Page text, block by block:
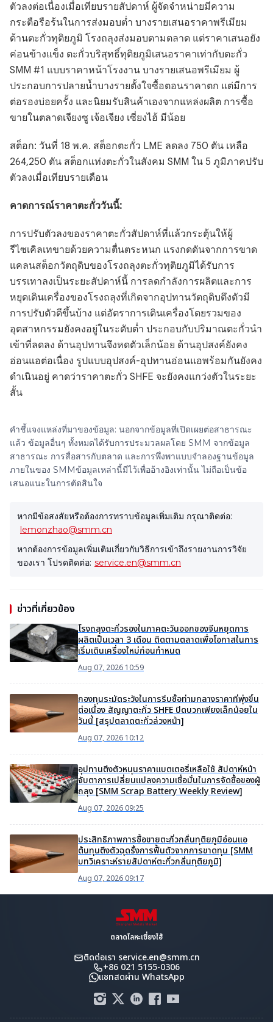
ตัวลงต่อเนื่องเมื่อเทียบรายสัปดาห์ ผู้จัดจำหน่ายมีความ
กระตือรือร้นในการส่งมอบต่ำ บางรายเสนอราคาพรีเมียม
ด้านตะกั่วทุติยภูมิ โรงถลุงส่งมอบตามตลาด แต่ราคาเสนอยัง
ค่อนข้างแข็ง ตะกั่วบริสุทธิ์ทุติยภูมิเสนอราคาเท่ากับตะกั่ว
SMM #1 แบบราคาหน้าโรงงาน บางรายเสนอพรีเมียม ผู้
ประกอบการปลายน้ำบางรายตั้งใจซื้อตอนราคาตก แต่มีการ
ต่อรองบ่อยครั้ง และนิยมรับสินค้าเองจากแหล่งผลิต การซื้อ
ขายในตลาดเจียงซู เจ้อเจียง เซี่ยงไฮ้ มีน้อย
สต็อก: วันที่ 18 พ.ค. สต็อกตะกั่ว LME ลดลง 750 ตัน เหลือ
264,250 ตัน สต็อกแท่งตะกั่วในสังคม SMM ใน 5 ภูมิภาคปรับ
ตัวลงเมื่อเทียบรายเดือน
คาดการณ์ราคาตะกั่ววันนี้:
การปรับตัวลงของราคาตะกั่วสัปดาห์ที่แล้วกระตุ้นให้ผู้
รีไซเคิลเทขายด้วยความตื่นตระหนก แรงกดดันจากการขาด
แคลนสต็อกวัตถุดิบของโรงถลุงตะกั่วทุติยภูมิได้รับการ
บรรเทาลงเป็นระยะสัปดาห์นี้ การลดกำลังการผลิตและการ
หยุดเดินเครื่องของโรงถลุงที่เกิดจากอุปทานวัตถุดิบตึงตัวมี
การปรับตัวดีขึ้นบ้าง แต่อัตราการเดินเครื่องโดยรวมของ
อุตสาหกรรมยังคงอยู่ในระดับต่ำ ประกอบกับปริมาณตะกั่วนำ
เข้าที่ลดลง ด้านอุปทานจึงหดตัวเล็กน้อย ด้านอุปสงค์ยังคง
อ่อนแอต่อเนื่อง รูปแบบอุปสงค์-อุปทานอ่อนแอพร้อมกันยังคง
ดำเนินอยู่ คาดว่าราคาตะกั่ว SHFE จะยังคงแกว่งตัวในระยะ
สั้น
คำชี้แจงแหล่งที่มาของข้อมูล: นอกจากข้อมูลที่เปิดเผยต่อสาธารณะ
แล้ว ข้อมูลอื่นๆ ทั้งหมดได้รับการประมวลผลโดย SMM จากข้อมูล
สาธารณะ การสื่อสารกับตลาด และการพึ่งพาแบบจำลองฐานข้อมูล
ภายในของ SMMข้อมูลเหล่านี้มีไว้เพื่ออ้างอิงเท่านั้น ไม่ถือเป็นข้อ
เสนอแนะในการตัดสินใจ
หากมีข้อสงสัยหรือต้องการทราบข้อมูลเพิ่มเติม กรุณาติดต่อ:
lemonzhao@smm.cn
หากต้องการข้อมูลเพิ่มเติมเกี่ยวกับวิธีการเข้าถึงรายงานการวิจัย
ของเรา โปรดติดต่อ: service.en@smm.cn
ข่าวที่เกี่ยวข้อง
โรงถลุงตะกั่วรองในภาคตะวันออกของจีนหยุดการ
ผลิตเป็นเวลา 3 เดือน ติดตามตลาดเพื่อโอกาสในการ
เริ่มเดินเครื่องใหม่ก่อนกำหนด
Aug 07, 2026 10:59
กองทุนระมัดระวังในการรีบซื้อท่ามกลางราคาที่พุ่งขึ้น
ต่อเนื่อง สัญญาตะกั่ว SHFE ปิดบวกเพียงเล็กน้อยใน
วันนี้ [สรุปตลาดตะกั่วล่วงหน้า]
Aug 07, 2026 10:12
อุปทานตึงตัวหนุนราคาแบตเตอรี่เหลือใช้ สัปดาห์หน้า
จับตาการเปลี่ยนแปลงความเชื่อมั่นในการจัดซื้อของผู้
ถลุง [SMM Scrap Battery Weekly Review]
Aug 07, 2026 09:25
ประสิทธิภาพการซื้อขายตะกั่วกลั่นทุติยภูมิอ่อนแอ
ต้นทุนตึงตัวฉุดรั้งการฟื้นตัวจากการขาดทุน [SMM
บทวิเคราะห์รายสัปดาห์ตะกั่วกลั่นทุติยภูมิ]
Aug 07, 2026 09:17
ตลาดโลหะเซี่ยงไฮ้
ติดต่อเรา service.en@smm.cn
+86 021 5155-0306
แชทสดผ่าน WhatsApp